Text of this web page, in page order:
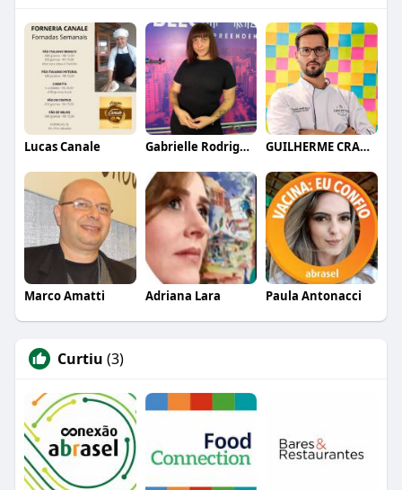
Lucas Canale Gabrielle Rodrigues GUILHERME CRAMER BALLE
Marco Amatti Adriana Lara Paula Antonacci
Curtiu (3)